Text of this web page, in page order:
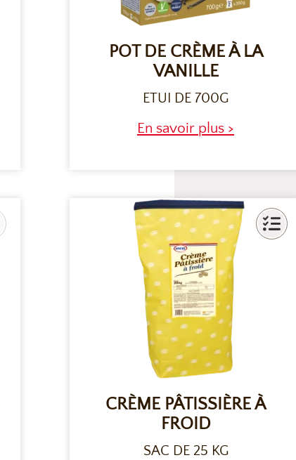
POT DE CRÈME À LA
VANILLE
ETUI DE 700G
En savoir plus >
CRÈME PÂTISSIÈRE À
FROID
SAC DE 25 KG